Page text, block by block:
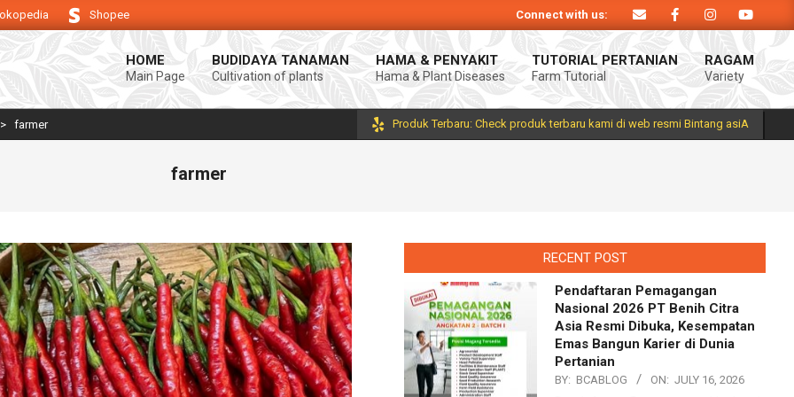
usaha tani anda. Selamat datang di Blog Bintang asiA. Produk Bintang asiA produk nasional hasil inovasi anak negeri untuk
Shopee Connect with us:
HOME
Main Page
BUDIDAYA TANAMAN
Cultivation of plants
HAMA & PENYAKIT
Hama & Plant Diseases
TUTORIAL PERTANIAN
Farm Tutorial
RAGAM
Variety
> farmer Produk Terbaru: Check produk terbaru kami di web resmi Bintang asiA
farmer
RECENT POST
Pendaftaran Pemagangan
Nasional 2026 PT Benih Citra
Asia Resmi Dibuka, Kesempatan
Emas Bangun Karier di Dunia
Pertanian
BY: BCABLOG ON: JULY 16, 2026